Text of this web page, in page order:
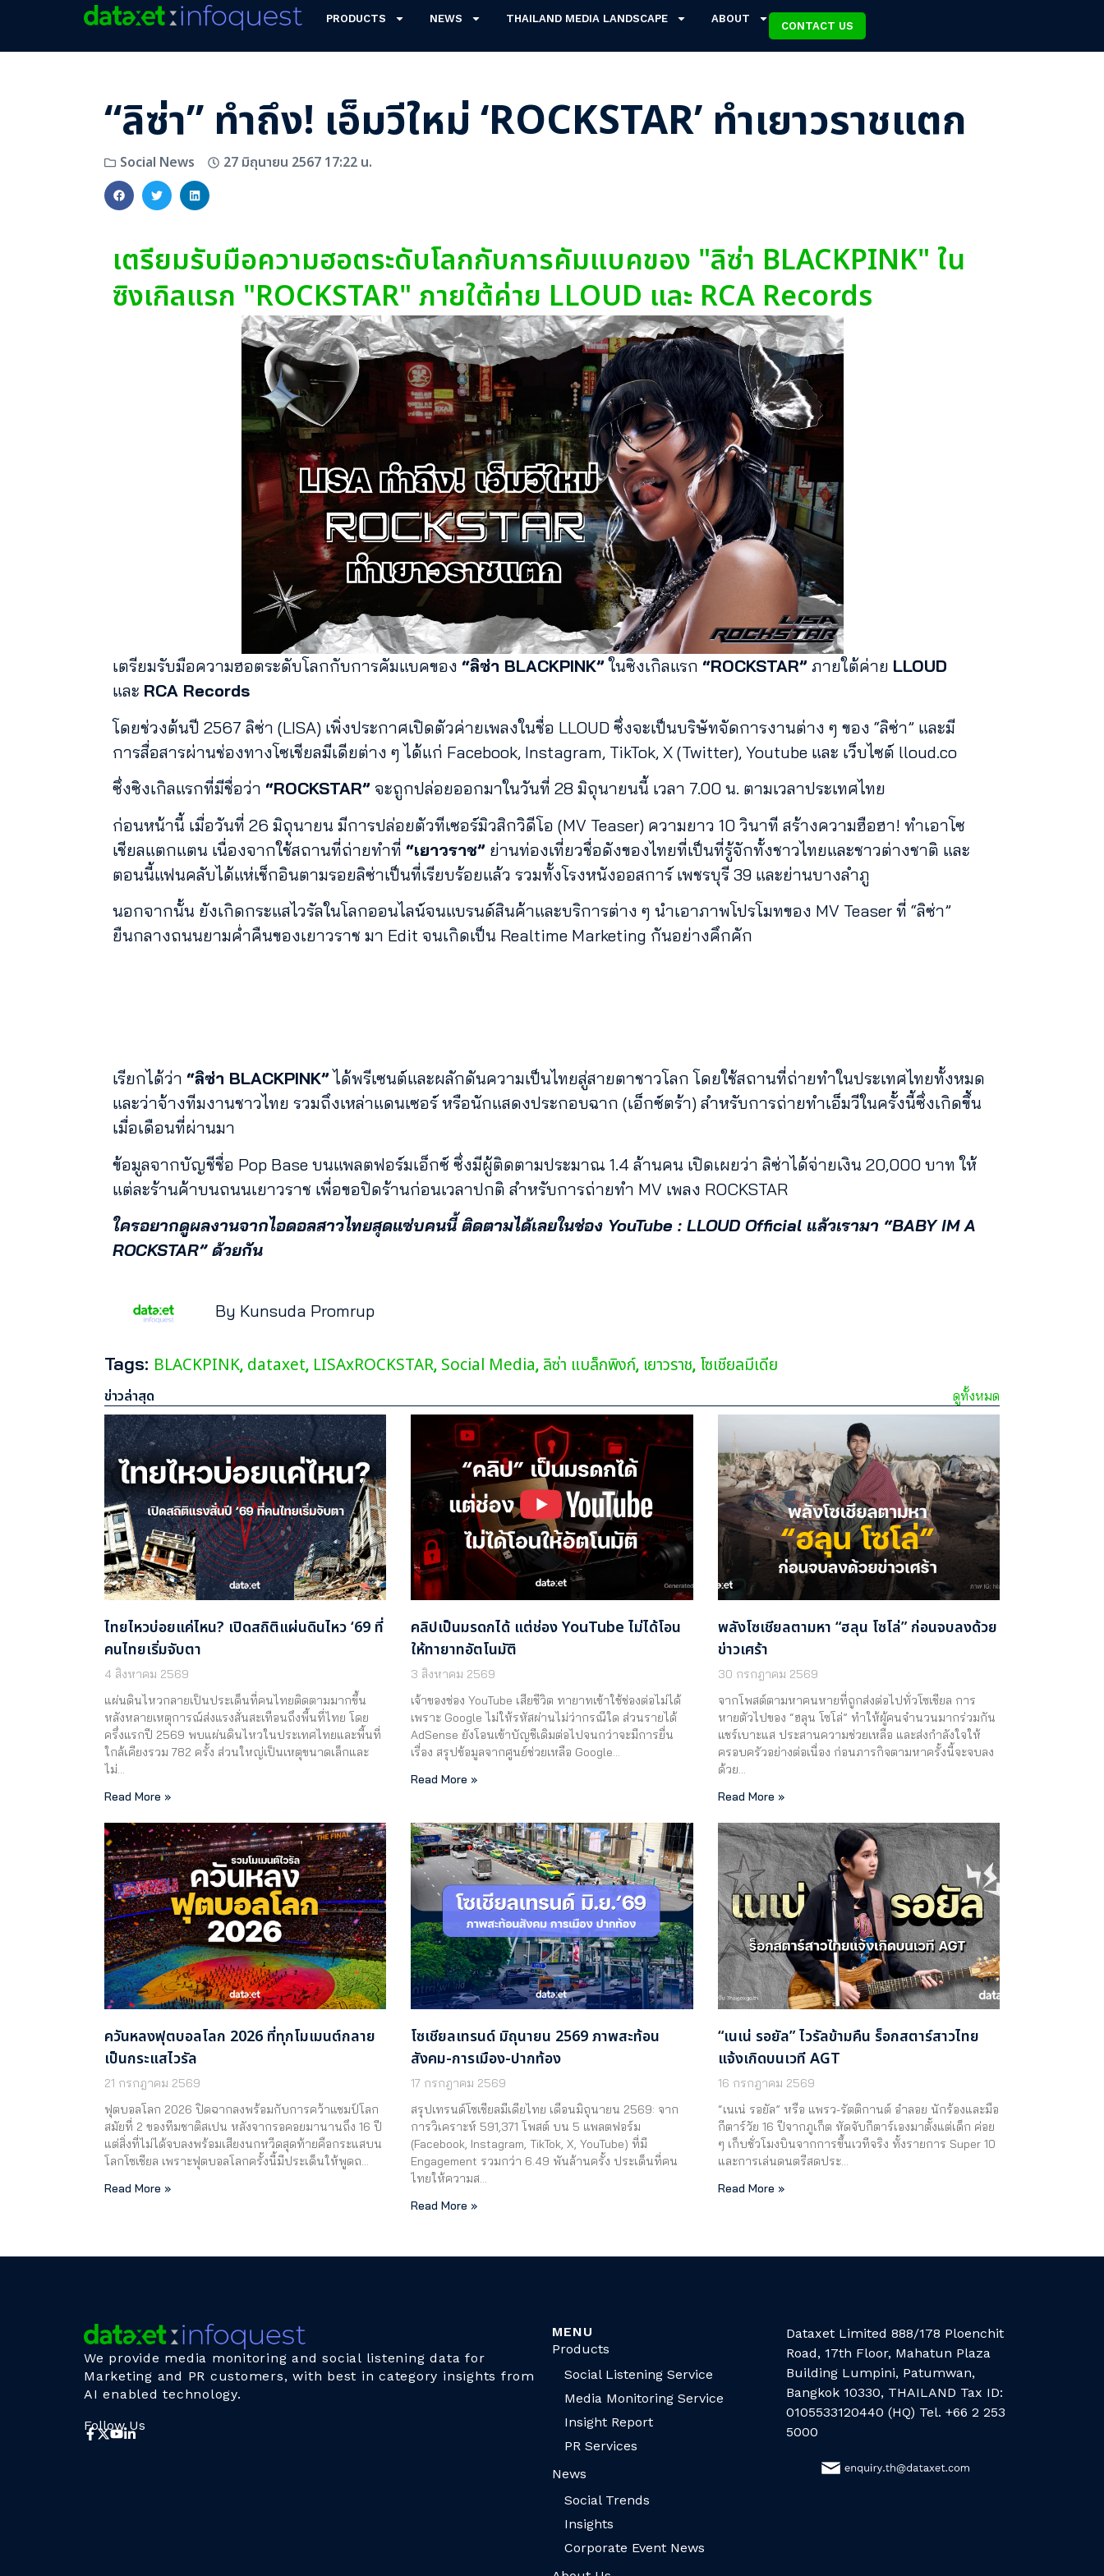
PRODUCTS NEWS THAILAND MEDIA LANDSCAPE ABOUT
CONTACT US
“ลิซ่า” ทำถึง! เอ็มวีใหม่ ‘ROCKSTAR’ ทำเยาวราชแตก
Social News 27 มิถุนายน 2567 17:22 น.
เตรียมรับมือความฮอตระดับโลกกับการคัมแบคของ "ลิซ่า BLACKPINK" ใน
ซิงเกิลแรก "ROCKSTAR" ภายใต้ค่าย LLOUD และ RCA Records
เตรียมรับมือความฮอตระดับโลกกับการคัมแบคของ “ลิซ่า BLACKPINK” ในซิงเกิลแรก “ROCKSTAR” ภายใต้ค่าย LLOUD
และ RCA Records
โดยช่วงต้นปี 2567 ลิซ่า (LISA) เพิ่งประกาศเปิดตัวค่ายเพลงในชื่อ LLOUD ซึ่งจะเป็นบริษัทจัดการงานต่าง ๆ ของ “ลิซ่า” และมี
การสื่อสารผ่านช่องทางโซเชียลมีเดียต่าง ๆ ได้แก่ Facebook, Instagram, TikTok, X (Twitter), Youtube และ เว็บไซต์ lloud.co
ซึ่งซิงเกิลแรกที่มีชื่อว่า “ROCKSTAR” จะถูกปล่อยออกมาในวันที่ 28 มิถุนายนนี้ เวลา 7.00 น. ตามเวลาประเทศไทย
ก่อนหน้านี้ เมื่อวันที่ 26 มิถุนายน มีการปล่อยตัวทีเซอร์มิวสิกวิดีโอ (MV Teaser) ความยาว 10 วินาที สร้างความฮือฮา! ทำเอาโซ
เชียลแตกแตน เนื่องจากใช้สถานที่ถ่ายทำที่ “เยาวราช” ย่านท่องเที่ยวชื่อดังของไทยที่เป็นที่รู้จักทั้งชาวไทยและชาวต่างชาติ และ
ตอนนี้แฟนคลับได้แห่เช็กอินตามรอยลิซ่าเป็นที่เรียบร้อยแล้ว รวมทั้งโรงหนังออสการ์ เพชรบุรี 39 และย่านบางลำภู
นอกจากนั้น ยังเกิดกระแสไวรัลในโลกออนไลน์จนแบรนด์สินค้าและบริการต่าง ๆ นำเอาภาพโปรโมทของ MV Teaser ที่ “ลิซ่า”
ยืนกลางถนนยามค่ำคืนของเยาวราช มา Edit จนเกิดเป็น Realtime Marketing กันอย่างคึกคัก
เรียกได้ว่า “ลิซ่า BLACKPINK” ได้พรีเซนต์และผลักดันความเป็นไทยสู่สายตาชาวโลก โดยใช้สถานที่ถ่ายทำในประเทศไทยทั้งหมด
และว่าจ้างทีมงานชาวไทย รวมถึงเหล่าแดนเซอร์ หรือนักแสดงประกอบฉาก (เอ็กซ์ตร้า) สำหรับการถ่ายทำเอ็มวีในครั้งนี้ซึ่งเกิดขึ้น
เมื่อเดือนที่ผ่านมา
ข้อมูลจากบัญชีชื่อ Pop Base บนแพลตฟอร์มเอ็กซ์ ซึ่งมีผู้ติดตามประมาณ 1.4 ล้านคน เปิดเผยว่า ลิซ่าได้จ่ายเงิน 20,000 บาท ให้
แต่ละร้านค้าบนถนนเยาวราช เพื่อขอปิดร้านก่อนเวลาปกติ สำหรับการถ่ายทำ MV เพลง ROCKSTAR
ใครอยากดูผลงานจากไอดอลสาวไทยสุดแซ่บคนนี้ ติดตามได้เลยในช่อง YouTube : LLOUD Official แล้วเรามา “BABY IM A
ROCKSTAR” ด้วยกัน
By Kunsuda Promrup
Tags: BLACKPINK, dataxet, LISAxROCKSTAR, Social Media, ลิซ่า แบล็กพิงก์, เยาวราช, โซเชียลมีเดีย
ข่าวล่าสุด ดูทั้งหมด
ไทยไหวบ่อยแค่ไหน? เปิดสถิติแผ่นดินไหว ‘69 ที่
คนไทยเริ่มจับตา
4 สิงหาคม 2569
แผ่นดินไหวกลายเป็นประเด็นที่คนไทยติดตามมากขึ้น
หลังหลายเหตุการณ์ส่งแรงสั่นสะเทือนถึงพื้นที่ไทย โดย
ครึ่งแรกปี 2569 พบแผ่นดินไหวในประเทศไทยและพื้นที่
ใกล้เคียงรวม 782 ครั้ง ส่วนใหญ่เป็นเหตุขนาดเล็กและ
ไม่…
Read More »
คลิปเป็นมรดกได้ แต่ช่อง YouTube ไม่ได้โอน
ให้ทายาทอัตโนมัติ
3 สิงหาคม 2569
เจ้าของช่อง YouTube เสียชีวิต ทายาทเข้าใช้ช่องต่อไม่ได้
เพราะ Google ไม่ให้รหัสผ่านไม่ว่ากรณีใด ส่วนรายได้
AdSense ยังโอนเข้าบัญชีเดิมต่อไปจนกว่าจะมีการยื่น
เรื่อง สรุปข้อมูลจากศูนย์ช่วยเหลือ Google…
Read More »
พลังโซเชียลตามหา “ฮลุน โซโล่” ก่อนจบลงด้วย
ข่าวเศร้า
30 กรกฎาคม 2569
จากโพสต์ตามหาคนหายที่ถูกส่งต่อไปทั่วโซเชียล การ
หายตัวไปของ “ฮลุน โซโล่” ทำให้ผู้คนจำนวนมากร่วมกัน
แชร์เบาะแส ประสานความช่วยเหลือ และส่งกำลังใจให้
ครอบครัวอย่างต่อเนื่อง ก่อนภารกิจตามหาครั้งนี้จะจบลง
ด้วย…
Read More »
ควันหลงฟุตบอลโลก 2026 ที่ทุกโมเมนต์กลาย
เป็นกระแสไวรัล
21 กรกฎาคม 2569
ฟุตบอลโลก 2026 ปิดฉากลงพร้อมกับการคว้าแชมป์โลก
สมัยที่ 2 ของทีมชาติสเปน หลังจากรอคอยมานานถึง 16 ปี
แต่สิ่งที่ไม่ได้จบลงพร้อมเสียงนกหวีดสุดท้ายคือกระแสบน
โลกโซเชียล เพราะฟุตบอลโลกครั้งนี้มีประเด็นให้พูดถ…
Read More »
โซเชียลเทรนด์ มิถุนายน 2569 ภาพสะท้อน
สังคม-การเมือง-ปากท้อง
17 กรกฎาคม 2569
สรุปเทรนด์โซเชียลมีเดียไทย เดือนมิถุนายน 2569: จาก
การวิเคราะห์ 591,371 โพสต์ บน 5 แพลตฟอร์ม
(Facebook, Instagram, TikTok, X, YouTube) ที่มี
Engagement รวมกว่า 6.49 พันล้านครั้ง ประเด็นที่คน
ไทยให้ความส…
Read More »
“เนเน่ รอยัล” ไวรัลข้ามคืน ร็อกสตาร์สาวไทย
แจ้งเกิดบนเวที AGT
16 กรกฎาคม 2569
“เนเน่ รอยัล” หรือ แพรว-รัตติกานต์ อำลอย นักร้องและมือ
กีตาร์วัย 16 ปีจากภูเก็ต หัดจับกีตาร์เองมาตั้งแต่เด็ก ค่อย
ๆ เก็บชั่วโมงบินจากการขึ้นเวทีจริง ทั้งรายการ Super 10
และการเล่นดนตรีสดประ…
Read More »
We provide media monitoring and social listening data for
Marketing and PR customers, with best in category insights from
AI enabled technology.
Follow Us
MENU
Products
Social Listening Service
Media Monitoring Service
Insight Report
PR Services
News
Social Trends
Insights
Corporate Event News
Dataxet Limited 888/178 Ploenchit
Road, 17th Floor, Mahatun Plaza
Building Lumpini, Patumwan,
Bangkok 10330, THAILAND Tax ID:
0105533120440 (HQ) Tel. +66 2 253
5000